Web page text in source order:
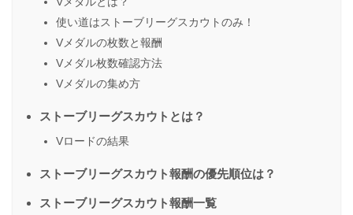
使い道はストーブリーグスカウトのみ！
Vメダルの枚数と報酬
Vメダル枚数確認方法
Vメダルの集め方
ストーブリーグスカウトとは？
Vロードの結果
ストーブリーグスカウト報酬の優先順位は？
ストーブリーグスカウト報酬一覧